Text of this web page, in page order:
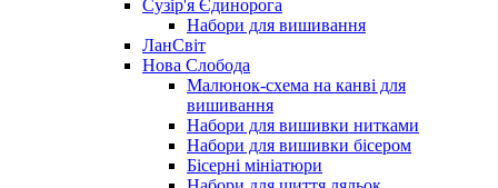
Сузір'я Єдинорога
Набори для вишивання
ЛанСвіт
Нова Слобода
Малюнок-схема на канві для
вишивання
Набори для вишивки нитками
Набори для вишивки бісером
Бісерні мініатюри